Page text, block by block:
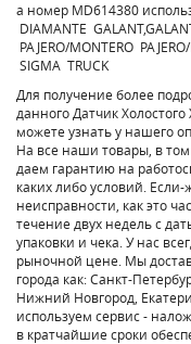
а номер MD614380
DIAMANTE
PAJERO/MONTERO
SIGMA TRUCK
Для получение более
данного Датчик
можете узнать у нашего
На все наши товары, в
даем гарантию на
каких либо условий.
неисправности, как это
течение двух недель с
упаковки и чека. У нас
рыночной цене. Мы
города как: Санкт-
Нижний Новгород,
используем сервис -
в кратчайшие сроки